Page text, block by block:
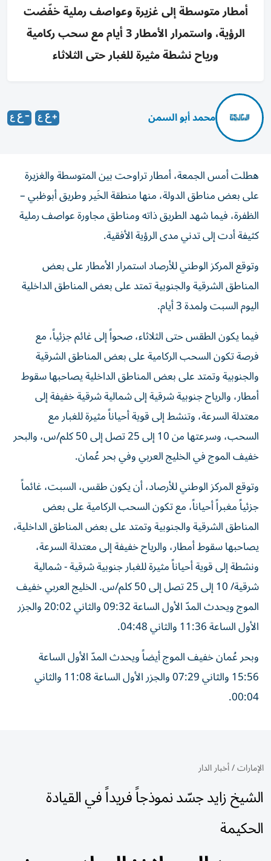
أمطار متوسطة إلى غزيرة وعواصف رملية خفّضت
الرؤية، واستمرار الأمطار 3 أيام مع سحب ركامية
ورياح نشطة مثيرة للغبار حتى الثلاثاء
محمد أبو السمن
هطلت أمس الجمعة، أمطار تراوحت بين المتوسطة والغزيرة
على بعض مناطق الدولة، منها منطقة الخَير وطريق أبوظبي –
الظفرة، فيما شهد الطريق ذاته ومناطق مجاورة عواصف رملية
كثيفة أدت إلى تدني مدى الرؤية الأفقية.
وتوقع المركز الوطني للأرصاد استمرار الأمطار على بعض
المناطق الشرقية والجنوبية تمتد على بعض المناطق الداخلية
اليوم السبت ولمدة 3 أيام.
فيما يكون الطقس حتى الثلاثاء، صحواً إلى غائم جزئياً، مع
فرصة تكون السحب الركامية على بعض المناطق الشرقية
والجنوبية وتمتد على بعض المناطق الداخلية يصاحبها سقوط
أمطار، والرياح جنوبية شرقية إلى شمالية شرقية خفيفة إلى
معتدلة السرعة، وتنشط إلى قوية أحياناً مثيرة للغبار مع
السحب، وسرعتها من 10 إلى 25 تصل إلى 50 كلم/س، والبحر
خفيف الموج في الخليج العربي وفي بحر عُمان.
وتوقع المركز الوطني للأرصاد، أن يكون طقس، السبت، غائماً
جزئياً مغبراً أحياناً، مع تكون السحب الركامية على بعض
المناطق الشرقية والجنوبية وتمتد على بعض المناطق الداخلية،
يصاحبها سقوط أمطار، والرياح خفيفة إلى معتدلة السرعة،
ونشطة إلى قوية أحياناً مثيرة للغبار جنوبية شرقية - شمالية
شرقية/ 10 إلى 25 تصل إلى 50 كلم/س. الخليج العربي خفيف
الموج ويحدث المدّ الأول الساعة 09:32 والثاني 20:02 والجزر
الأول الساعة 11:36 والثاني 04:48.
وبحر عُمان خفيف الموج أيضاً ويحدث المدّ الأول الساعة
15:56 والثاني 07:29 والجزر الأول الساعة 11:08 والثاني
00:04.
الإمارات/أخبار الدار
الشيخ زايد جسّد نموذجاً فريداً في القيادة
الحكيمة